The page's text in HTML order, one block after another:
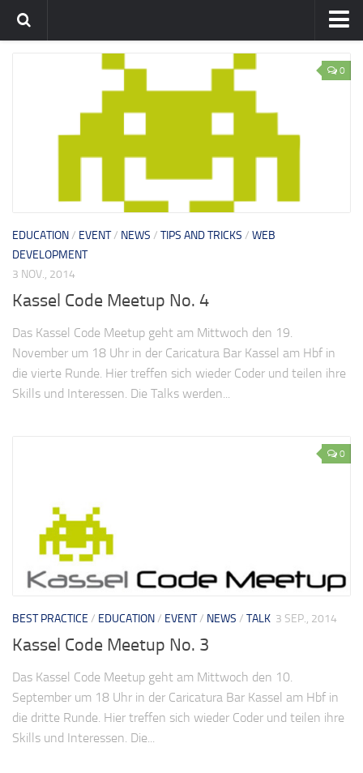
0
EDUCATION/ EVENT/ NEWS / TIPS AND TRICKS / WEB
DEVELOPMENT
3 NOV., 2014
Kassel Code Meetup No. 4
Das Kassel Code Meetup geht am Mittwoch den 19.
November um 18 Uhr in der Caricatura Bar Kassel am Hbf in
die vierte Runde. Hier treffen sich wieder Coder und teilen ihre
Skills und Interessen. Die Talks werden...
0
BEST PRACTICE / EDUCATION/ EVENT/ NEWS / TALK 3 SEP., 2014
Kassel Code Meetup No. 3
Das Kassel Code Meetup geht am Mittwoch den 10.
September um 18 Uhr in der Caricatura Bar Kassel am Hbf in
die dritte Runde. Hier treffen sich wieder Coder und teilen ihre
Skills und Interessen. Die...